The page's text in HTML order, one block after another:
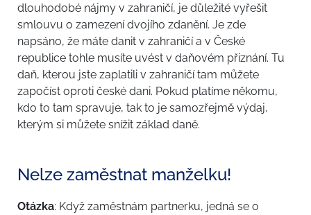
dlouhodobé nájmy v zahraničí, je důležité vyřešit
smlouvu o zamezení dvojího zdanění. Je zde
napsáno, že máte danit v zahraničí a v České
republice tohle musíte uvést v daňovém přiznání. Tu
daň, kterou jste zaplatili v zahraničí tam můžete
započíst oproti české dani. Pokud platíme někomu,
kdo to tam spravuje, tak to je samozřejmě výdaj,
kterým si můžete snížit základ daně.
Nelze zaměstnat manželku!
Otázka: Když zaměstnám partnerku, jedná se o